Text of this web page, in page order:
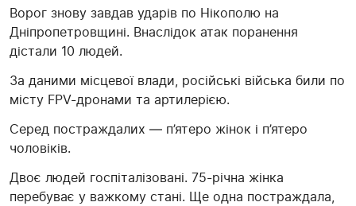
Ворог знову завдав ударів по Нікополю на
Дніпропетровщині. Внаслідок атак поранення
дістали 10 людей.
За даними місцевої влади, російські війська били по
місту FPV-дронами та артилерією.
Серед постраждалих — п’ятеро жінок і п’ятеро
чоловіків.
Двоє людей госпіталізовані. 75-річна жінка
перебуває у важкому стані. Ще одна постраждала,